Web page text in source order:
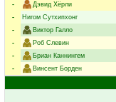
-
Дэвид Хёрли
-
Нигом Сутхипхонг
-
Виктор Галло
-
Роб Слевин
-
Бриан Каннингем
-
Винсент Борден